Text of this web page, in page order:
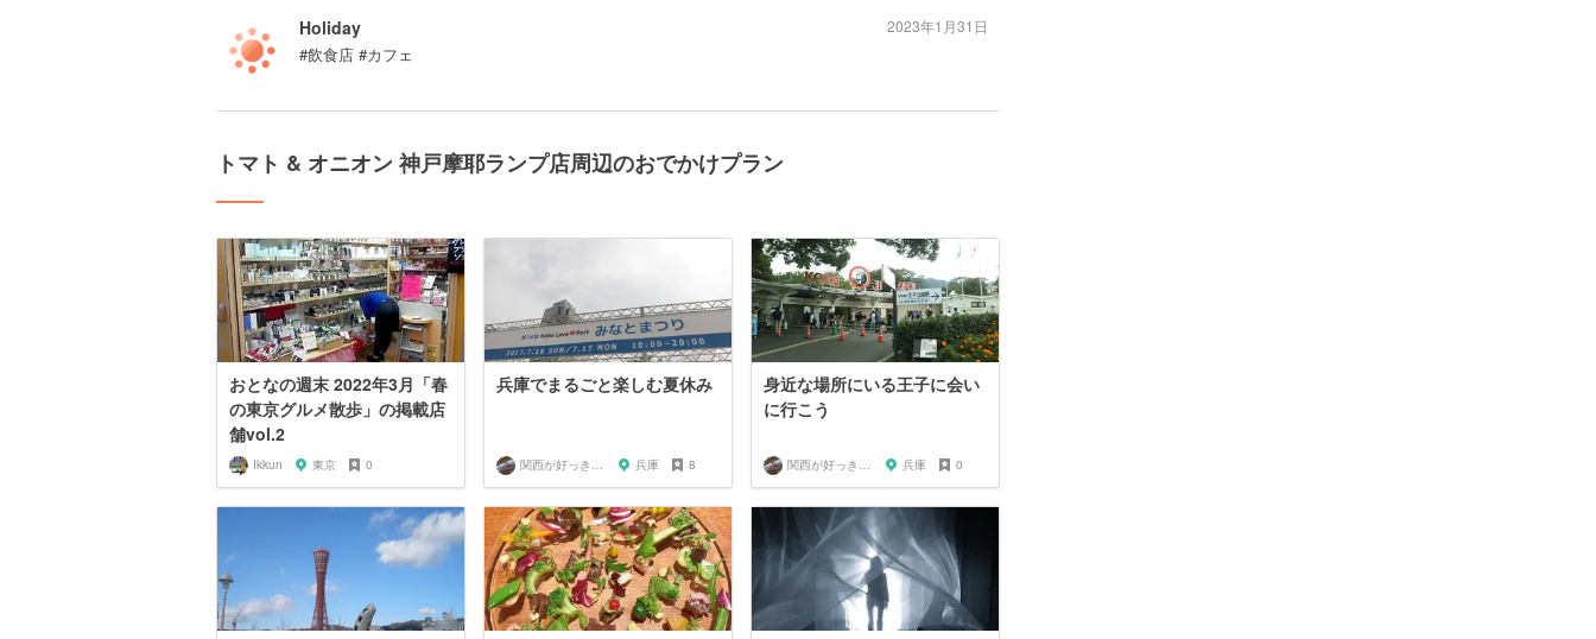
Holiday
#飲食店 #カフェ
2023年1月31日
トマト & オニオン 神戸摩耶ランプ店周辺のおでかけプラン
おとなの週末 2022年3月「春
の東京グルメ散歩」の掲載店
舗vol.2
Ikkun 東京 0
兵庫でまるごと楽しむ夏休み
関西が好っきゃねん 兵庫 8
身近な場所にいる王子に会い
に行こう
関西が好っきゃねん 兵庫 0